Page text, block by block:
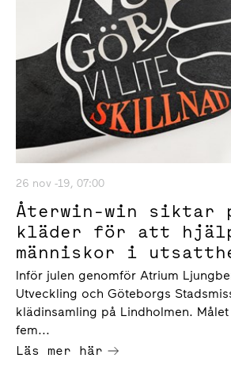
26 nov -19, 07:00
Återwin-win siktar
kläder för att
människor i
Inför julen genomför Atrium
Utveckling och Göteborgs
klädinsamling på Lindholmen.
fem...
Läs mer här